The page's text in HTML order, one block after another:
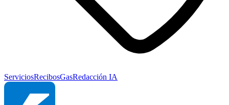
ServiciosRecibosGasRedacción IA